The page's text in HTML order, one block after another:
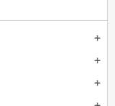
add
add
add